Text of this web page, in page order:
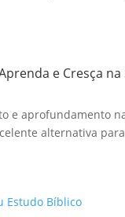
e Cresça na
e aprofundamento
alternativa